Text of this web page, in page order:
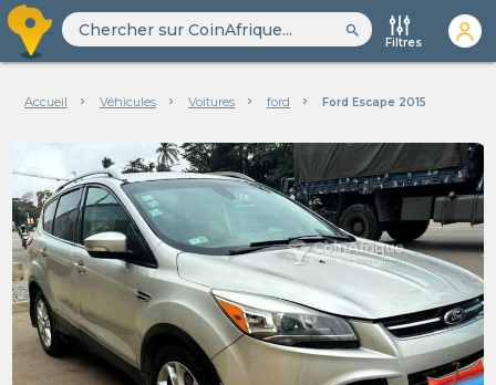
search
Filtres
Accueil Véhicules Voitures ford Ford Escape 2015